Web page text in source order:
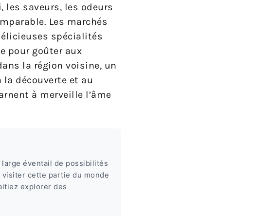
les saveurs, les odeurs
Les marchés
spécialités
pour goûter aux
la région voisine, un
découverte et au
à merveille l’âme
éventail de possibilités
cette partie du monde
explorer des